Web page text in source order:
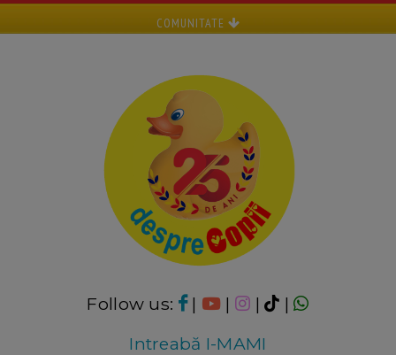
COMUNITATE
Follow us: | | |
|
Intreabă I-MAMI